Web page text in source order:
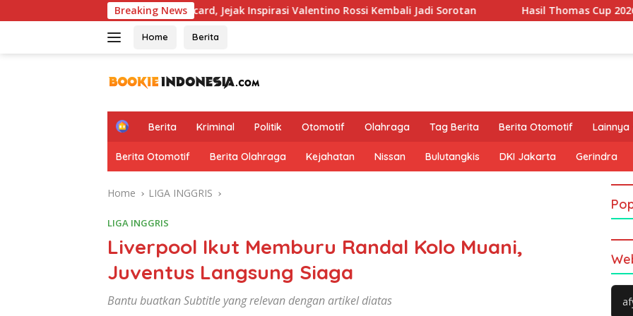
to
Breaking News
Hapus Aturan Wildcard, Jejak Inspirasi Valentino Rossi Kembali Jadi Sorotan Hasil Thomas Cup 2026: Leong Jun Hao
Home Berita
H
m
e
Berita Kriminal Politik Otomotif Olahraga Tag Berita Berita Otomotif Lainnya
Berita Otomotif Berita Olahraga Kejahatan Nissan Bulutangkis DKI Jakarta Gerindra
Home LIGA INGGRIS
LIGA INGGRIS
Liverpool Ikut Memburu Randal Kolo Muani,
Juventus Langsung Siaga
Bantu buatkan Subtitle yang relevan dengan artikel diatas